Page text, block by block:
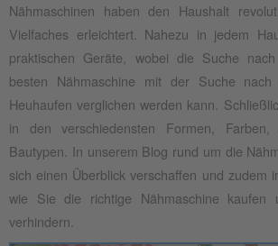
Nähmaschinen haben den Haushalt
Vielfaches erleichtert. Nahezu in jedem
praktischen Geräte, wobei die Suche
besten Nähmaschine mit der Suche
Heuhaufen verglichen werden kann.
in den verschiedensten Formen, Farben,
Bautypen. In unserem Blog rund um die
sich einen Überblick verschaffen und zudem
wie Sie die richtige Nähmaschine kaufen
verhindern.